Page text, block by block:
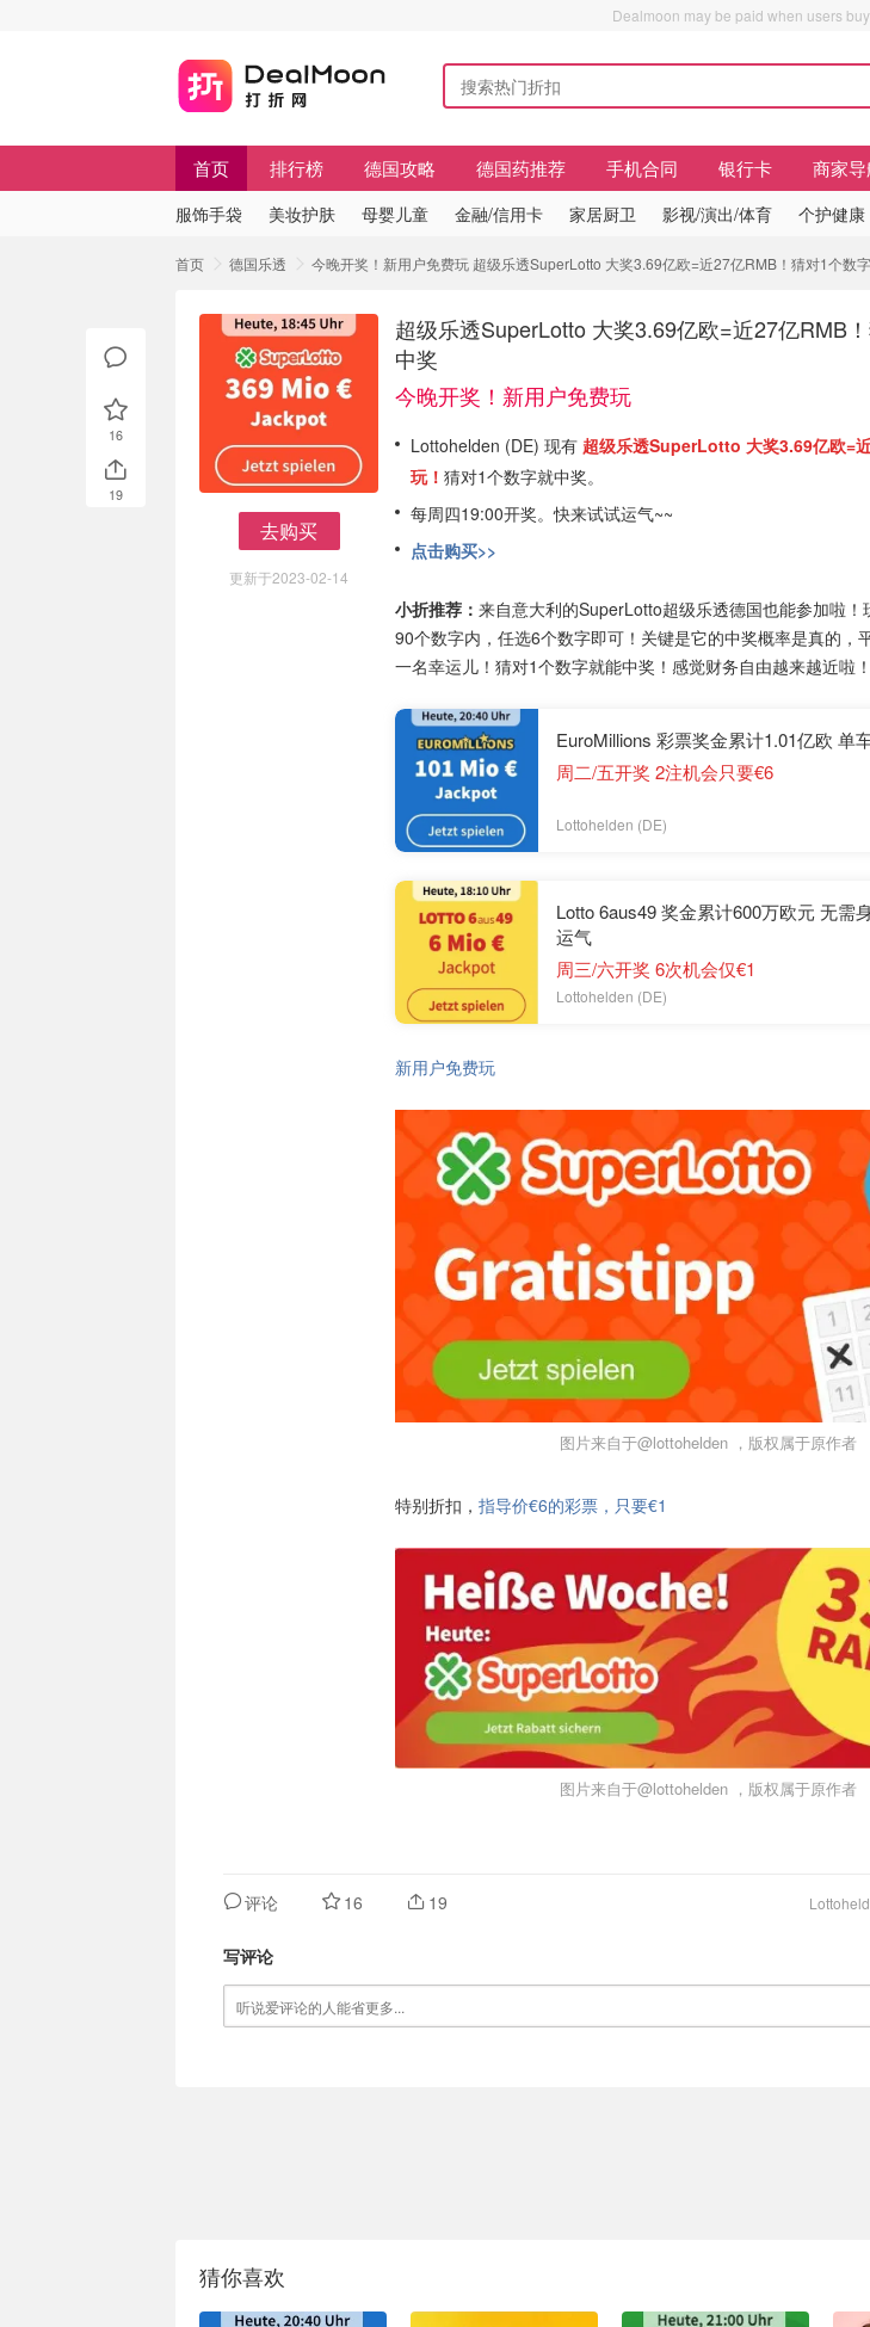
Dealmoon may be paid when users
首页 排行榜 德国攻略 德国药推荐 手机合同 银行卡 商家导
服饰手袋 美妆护肤 母婴儿童 金融/信用卡 家居厨卫 影视/演出/体育 个护健康
首页 德国乐透 今晚开奖！新用户免费玩 超级乐透SuperLotto 大奖3.69亿欧=近27亿RMB！猜对1个数
去购买
更新于2023-02-14
超级乐透SuperLotto 大奖3.69亿欧=近27亿RMB
中奖
今晚开奖！新用户免费玩
Lottohelden (DE) 现有 超级乐透SuperLotto 大奖3.69亿欧=
玩！ 猜对1个数字就中奖。
每周四19:00开奖。快来试试运气~~
点击购买>>
小折推荐： 来自意大利的SuperLotto超级乐透德国也能参加啦！
90个数字内，任选6个数字即可！关键是它的中奖概率是真的，
一名幸运儿！猜对1个数字就能中奖！感觉财务自由越来越近啦！
EuroMillions 彩票奖金累计1.01亿欧 单
周二/五开奖 2注机会只要€6
Lottohelden (DE)
Lotto 6aus49 奖金累计600万欧元 无需
运气
周三/六开奖 6次机会仅€1
Lottohelden (DE)
新用户免费玩
图片来自于@lottohelden ，版权属于原作者
特别折扣， 指导价€6的彩票，只要€1
图片来自于@lottohelden ，版权属于原作者
评论 16 19
写评论
猜你喜欢
16
19